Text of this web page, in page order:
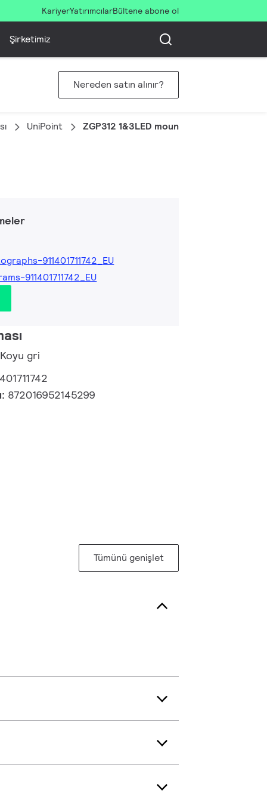
KariyerYatırımcılarBültene abone ol
Şirketimiz
Nereden satın alınır?
UniPoint ZGP312 1&3LED mounting clip GG
911401711742_EU
911401711742_EU
gri
872016952145299
Tümünü genişlet